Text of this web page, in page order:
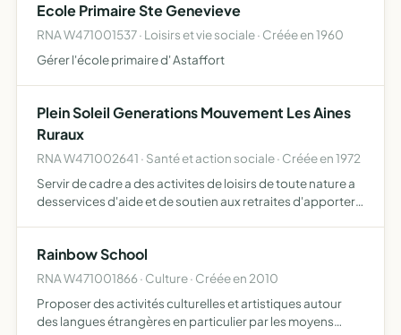
Ecole Primaire Ste Genevieve
RNA W471001537 · Loisirs et vie sociale · Créée en 1960
Gérer l'école primaire d' Astaffort
Plein Soleil Generations Mouvement Les Aines
Ruraux
RNA W471002641 · Santé et action sociale · Créée en 1972
Servir de cadre a des activites de loisirs de toute nature a
desservices d'aide et de soutien aux retraites d'apporter
Rainbow School
RNA W471001866 · Culture · Créée en 2010
Proposer des activités culturelles et artistiques autour
des langues étrangères en particulier par les moyens